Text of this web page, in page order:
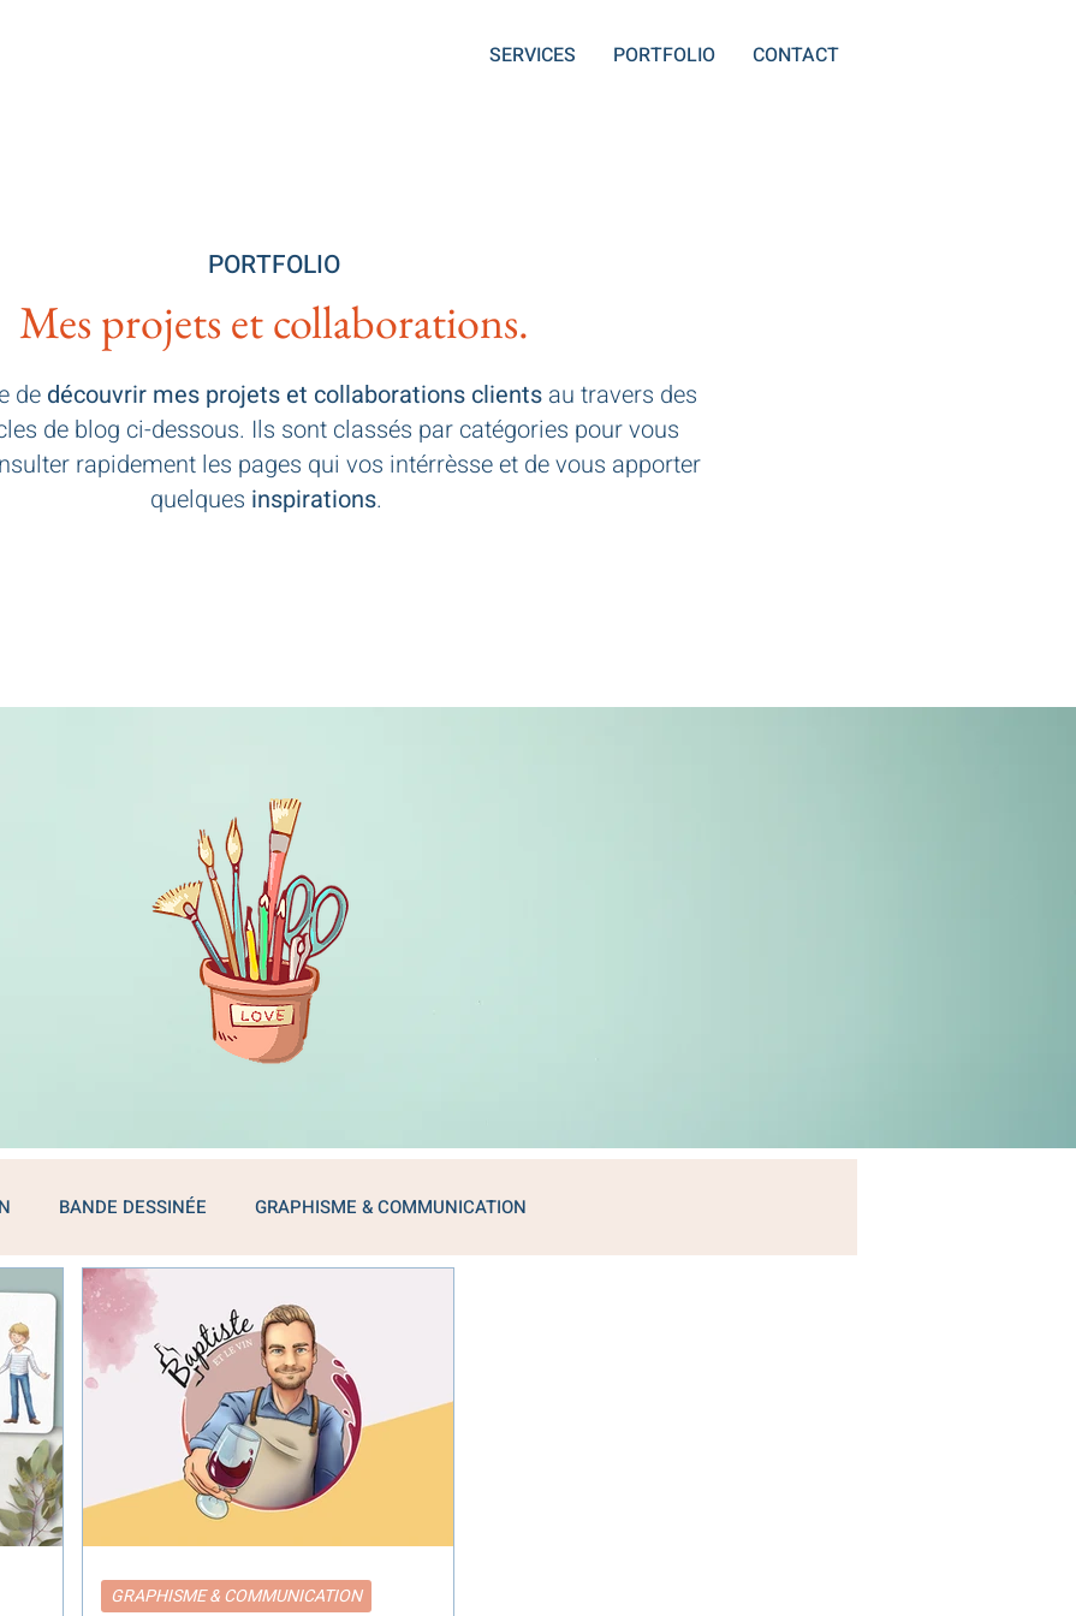
SERVICES PORTFOLIO CONTACT
PORTFOLIO
Mes projets et collaborations.
de découvrir mes projets et collaborations clientsau travers des
de blog ci-dessous. Ils sont classés par catégories pour vous
rapidement les pages qui vos intérrèsse et de vous apporter
quelques inspirations.
BANDE DESSINÉE GRAPHISME & COMMUNICATION
GRAPHISME & COMMUNICATION